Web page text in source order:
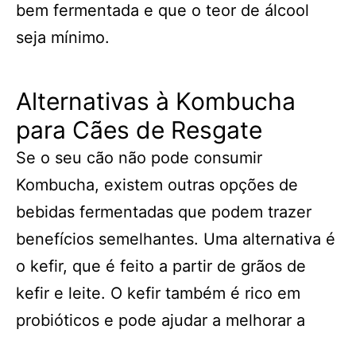
bem fermentada e que o teor de álcool
seja mínimo.
Alternativas à Kombucha
para Cães de Resgate
Se o seu cão não pode consumir
Kombucha, existem outras opções de
bebidas fermentadas que podem trazer
benefícios semelhantes. Uma alternativa é
o kefir, que é feito a partir de grãos de
kefir e leite. O kefir também é rico em
probióticos e pode ajudar a melhorar a